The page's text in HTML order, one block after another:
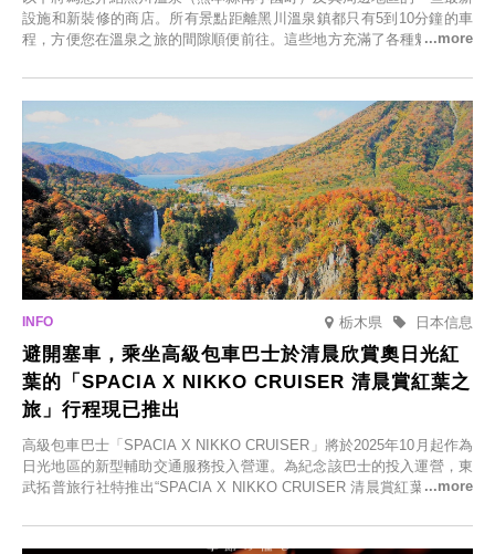
設施和新裝修的商店。所有景點距離黑川溫泉鎮都只有5到10分鐘的車
程，方便您在溫泉之旅的間隙順便前往。這些地方充滿了各種魅力，包
食材的餐廳。讓您體驗黑川溫泉的全新樂趣。
栃木県 日本信息
避開塞車，乘坐高級包車巴士於清晨欣賞奧日光紅
葉的「SPACIA X NIKKO CRUISER 清晨賞紅葉之
旅」行程現已推出
高級包車巴士「SPACIA X NIKKO CRUISER」將於2025年10月起作為
日光地區的新型輔助交通服務投入營運。為紀念該巴士的投入運營，東
武拓普旅行社特推出“SPACIA X NIKKO CRUISER 清晨賞紅葉之旅”，